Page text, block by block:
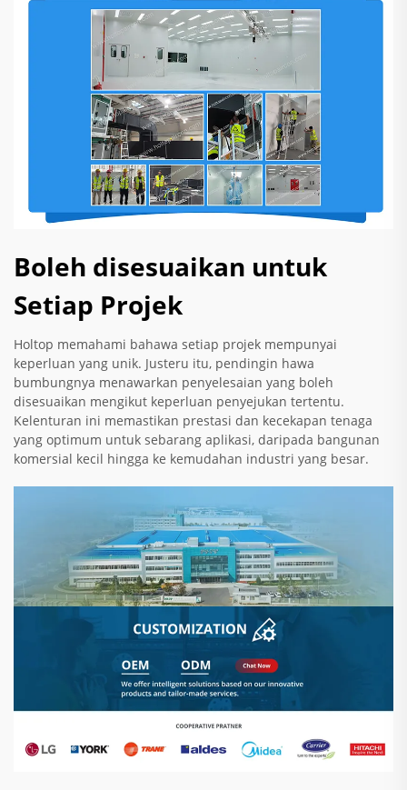
Boleh disesuaikan untuk
Setiap Projek
Holtop memahami bahawa setiap projek mempunyai
keperluan yang unik. Justeru itu, pendingin hawa
bumbungnya menawarkan penyelesaian yang boleh
disesuaikan mengikut keperluan penyejukan tertentu.
Kelenturan ini memastikan prestasi dan kecekapan tenaga
yang optimum untuk sebarang aplikasi, daripada bangunan
komersial kecil hingga ke kemudahan industri yang besar.